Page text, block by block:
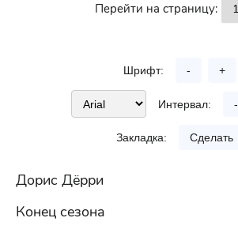
Перейти на страницу:
Шрифт: - +
Интервал: -
Закладка: Сделать
Дорис Дёрри
Конец сезона